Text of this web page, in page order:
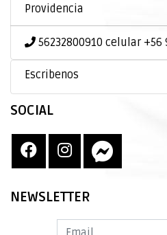
Providencia
56232800910 celular +56
Escribenos
SOCIAL
NEWSLETTER